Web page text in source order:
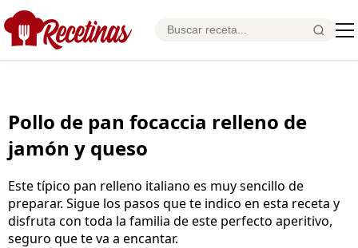
Pollo de pan focaccia relleno de
jamón y queso
Este típico pan relleno italiano es muy sencillo de
preparar. Sigue los pasos que te indico en esta receta y
disfruta con toda la familia de este perfecto aperitivo,
seguro que te va a encantar.